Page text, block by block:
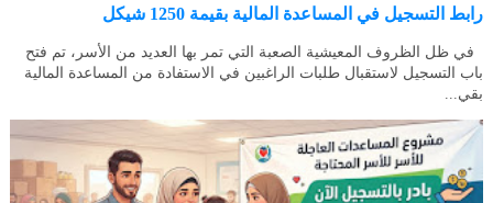
رابط التسجيل في المساعدة المالية بقيمة 1250 شيكل
في ظل الظروف المعيشية الصعبة التي تمر بها العديد من الأسر، تم فتح
باب التسجيل لاستقبال طلبات الراغبين في الاستفادة من المساعدة المالية
بقي...